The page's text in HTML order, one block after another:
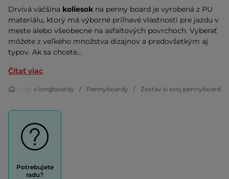
Drvivá väčšina koliesok na penny board je vyrobená z PU
materiálu, ktorý má výborné priľnavé vlastnosti pre jazdu v
meste alebo všeobecne na asfaltových povrchoch. Vyberať
môžete z veľkého množstva dizajnov a predovšetkým aj
typov. Ak sa chcete...
Čítať viac
a longboardy Pennyboardy Zostav si svoj pennyboard
Potrebujete
radu?